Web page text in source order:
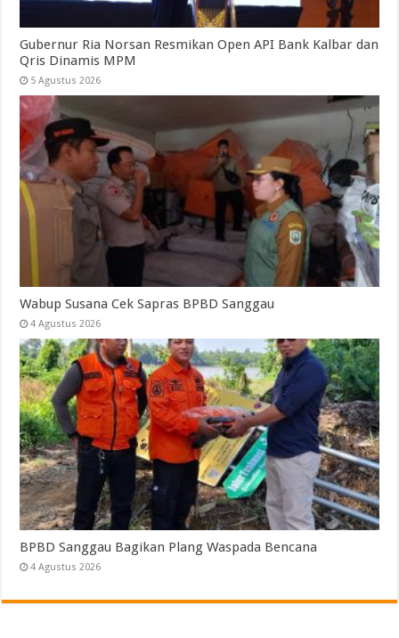
Gubernur Ria Norsan Resmikan Open API Bank Kalbar dan
Qris Dinamis MPM
5 Agustus 2026
Wabup Susana Cek Sapras BPBD Sanggau
4 Agustus 2026
BPBD Sanggau Bagikan Plang Waspada Bencana
4 Agustus 2026